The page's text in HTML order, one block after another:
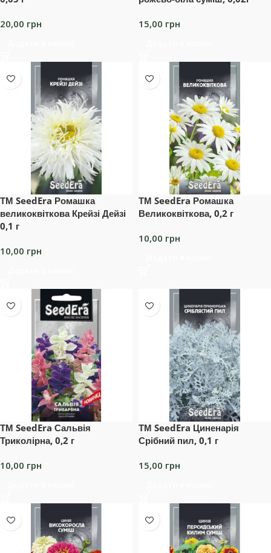
20,00 грн 15,00 грн
ТМ SeedEra Ромашка
великоквіткова Крейзі Дейзі
0,1 г
10,00 грн
ТМ SeedEra Ромашка
Великоквіткова, 0,2 г
10,00 грн
ТМ SeedEra Сальвія
Триколірна, 0,2 г
10,00 грн
ТМ SeedEra Циненарія
Срібний пил, 0,1 г
15,00 грн